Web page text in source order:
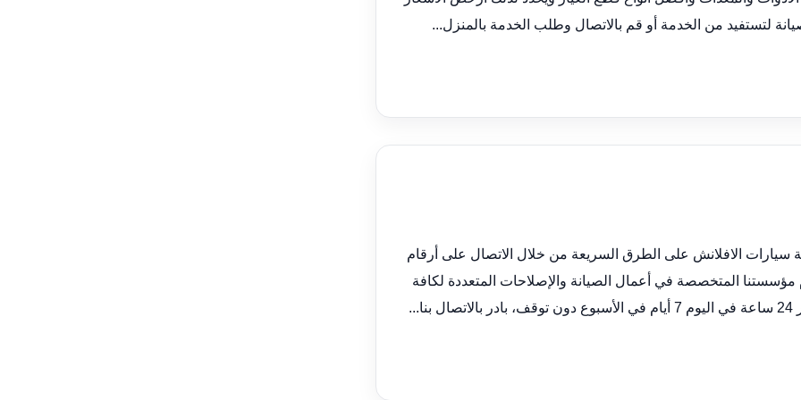
لتستفيد من الخدمة أو قم بالاتصال وطلب الخدمة بالمنزل...
الافلانش على الطرق السريعة من خلال الاتصال على أرقام
المتخصصة في أعمال الصيانة والإصلاحات المتعددة لكافة